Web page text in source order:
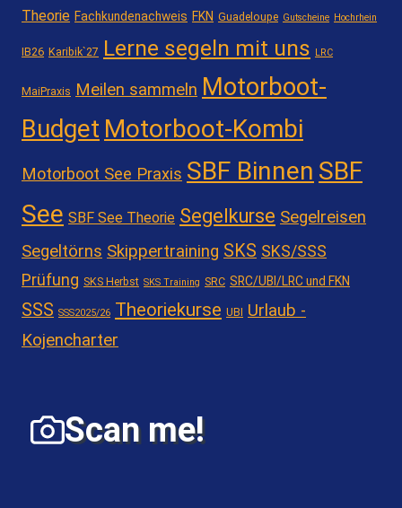
Theorie Fachkundenachweis FKN Guadeloupe Gutscheine Hochrhein
IB26 Karibik`27 Lerne segeln mit uns LRC
MaiPraxis Meilen sammeln Motorboot-
Budget Motorboot-Kombi
Motorboot See Praxis SBF Binnen SBF
See SBF See Theorie Segelkurse Segelreisen
Segeltörns Skippertraining SKS SKS/SSS
Prüfung SKS Herbst SKS Training SRC SRC/UBI/LRC und FKN
SSS SSS2025/26 Theoriekurse UBI Urlaub -
Kojencharter
Scan me!